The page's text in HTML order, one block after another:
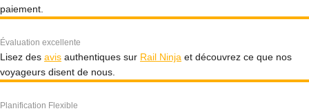
paiement.
Évaluation excellente
Lisez des avis authentiques sur Rail Ninja et découvrez ce que nos
voyageurs disent de nous.
Planification Flexible